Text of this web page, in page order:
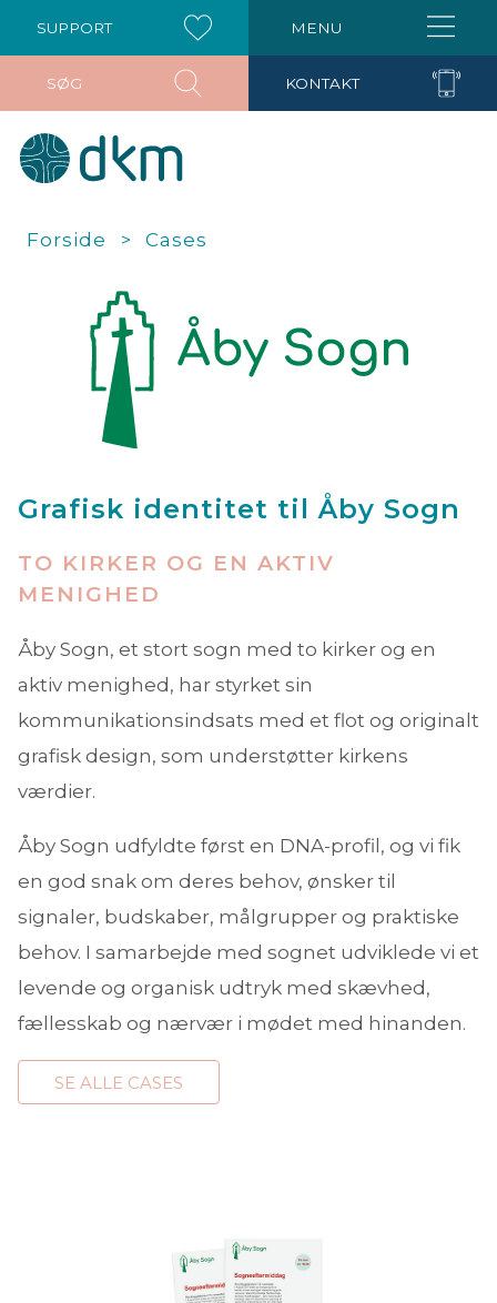
Forside Cases
Grafisk identitet til Åby Sogn
TO KIRKER OG EN AKTIV
MENIGHED
Åby Sogn, et stort sogn med to kirker og en
aktiv menighed, har styrket sin
kommunikationsindsats med et flot og originalt
grafisk design, som understøtter kirkens
værdier.
Åby Sogn udfyldte først en DNA-profil, og vi fik
en god snak om deres behov, ønsker til
signaler, budskaber, målgrupper og praktiske
behov. I samarbejde med sognet udviklede vi et
levende og organisk udtryk med skævhed,
fællesskab og nærvær i mødet med hinanden.
SE ALLE CASES
MENU
SUPPORT
SØG KONTAKT